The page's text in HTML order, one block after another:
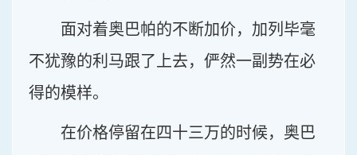
面对着奥巴帕的不断加价，加列毕毫
不犹豫的利马跟了上去，俨然一副势在必
得的模样。
在价格停留在四十三万的时候，奥巴